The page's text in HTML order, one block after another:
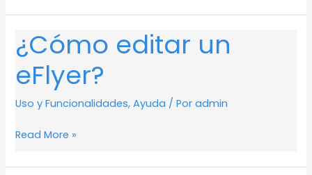
¿Cómo editar un
eFlyer?
Uso y Funcionalidades,Ayuda / Poradmin
¿Cómo
editar
un
Read More »